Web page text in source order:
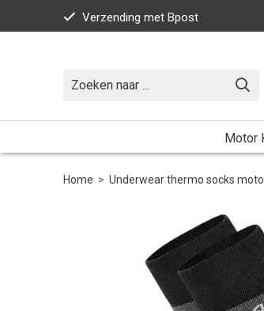
Verzending met Bpost
Motor
Home > Underwear thermo socks